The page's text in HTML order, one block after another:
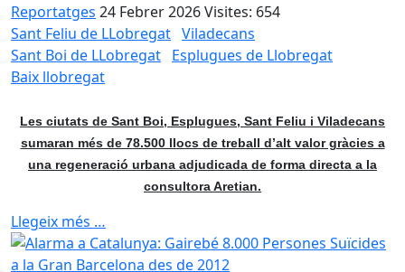
Reportatges 24 Febrer 2026Visites: 654
Sant Feliu de LLobregat Viladecans
Sant Boi de LLobregat Esplugues de Llobregat
Baix llobregat
Les ciutats de Sant Boi, Esplugues, Sant Feliu i Viladecans
sumaran més de 78.500 llocs de treball d’alt valor gràcies a
una regeneració urbana adjudicada de forma directa a la
consultora Aretian.
Llegeix més …